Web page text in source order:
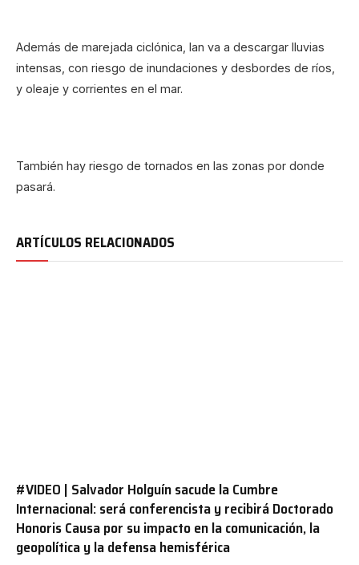
Además de marejada ciclónica, Ian va a descargar lluvias
intensas, con riesgo de inundaciones y desbordes de ríos,
y oleaje y corrientes en el mar.
También hay riesgo de tornados en las zonas por donde
pasará.
ARTÍCULOS RELACIONADOS
#VIDEO | Salvador Holguín sacude la Cumbre
Internacional: será conferencista y recibirá Doctorado
Honoris Causa por su impacto en la comunicación, la
geopolítica y la defensa hemisférica